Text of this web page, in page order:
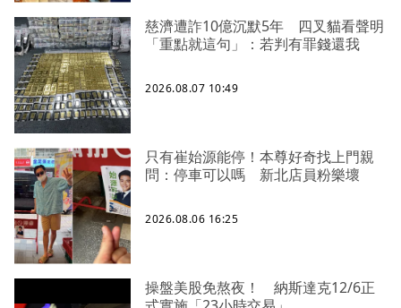
慈濟遭詐10億沉默5年 四叉貓看聲明
「重點就這句」：若判有罪錢還我
2026.08.07 10:49
只有崔始源能停！本尊好奇找上門親
問：停車可以嗎 新北店員粉樂壞
2026.08.06 16:25
操盤美股免熬夜！ 納斯達克12/6正